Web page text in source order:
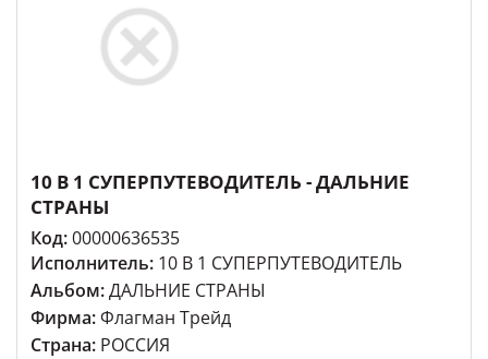
10 В 1 СУПЕРПУТЕВОДИТЕЛЬ - ДАЛЬНИЕ
СТРАНЫ
Код:00000636535
Исполнитель: 10 В 1 СУПЕРПУТЕВОДИТЕЛЬ
Альбом:ДАЛЬНИЕ СТРАНЫ
Фирма:Флагман Трейд
Страна: РОССИЯ